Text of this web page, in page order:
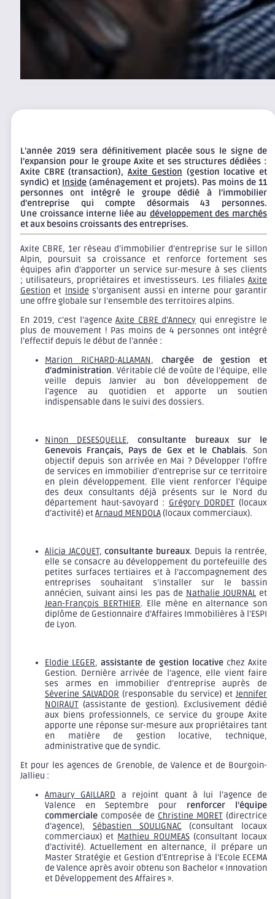
L’année 2019 sera définitivement placée sous le signe de
l’expansion pour le groupe Axite et ses structures dédiées :
Axite CBRE (transaction),Axite Gestion (gestion locative et
syndic) et Inside (aménagement et projets). Pas moins de 11
personnes ont intégré le groupe dédié à l’immobilier
d’entreprise qui compte désormais 43 personnes.
Une croissance interne liée au développement des marchés
et aux besoins croissants des entreprises.
Axite CBRE, 1er réseau d’immobilier d’entreprise sur le sillon
Alpin, poursuit sa croissance et renforce fortement ses
équipes afin d’apporter un service sur-mesure à ses clients
; utilisateurs, propriétaires et investisseurs. Les filiales Axite
Gestion et Inside s’organisent aussi en interne pour garantir
une offre globale sur l’ensemble des territoires alpins.
En 2019, c’est l’agenceAxite CBRE d’Annecy qui enregistre le
plus de mouvement ! Pas moins de 4 personnes ont intégré
l’effectif depuis le début de l’année :
Marion RICHARD-ALLAMAN,chargée de gestion et
d’administration. Véritable clé de voûte de l’équipe, elle
veille depuis Janvier au bon développement de
l’agence au quotidien et apporte un soutien
indispensable dans le suivi des dossiers.
Ninon DESESQUELLE,consultante bureaux sur le
Genevois Français, Pays de Gex et le Chablais. Son
objectif depuis son arrivée en Mai ? Développer l’offre
de services en immobilier d’entreprise sur ce territoire
en plein développement. Elle vient renforcer l’équipe
des deux consultants déjà présents sur le Nord du
département haut-savoyard : Grégory DORDET (locaux
d’activité) etArnaud MENDOLA (locaux commerciaux).
Alicia JACQUET, consultante bureaux. Depuis la rentrée,
elle se consacre au développement du portefeuille des
petites surfaces tertiaires et à l’accompagnement des
entreprises souhaitant s’installer sur le bassin
annécien, suivant ainsi les pas de Nathalie JOURNALet
Jean-François BERTHIER. Elle mène en alternance son
diplôme de Gestionnaire d’Affaires Immobilières à l’ESPI
de Lyon.
Elodie LEGER,assistante de gestion locativechez Axite
Gestion. Dernière arrivée de l’agence, elle vient faire
ses armes en immobilier d’entreprise auprès de
Séverine SALVADOR (responsable du service) etJennifer
NOIRAUT (assistante de gestion). Exclusivement dédié
aux biens professionnels, ce service du groupe Axite
apporte une réponse sur-mesure aux propriétaires tant
en matière de gestion locative, technique,
administrative que de syndic.
Et pour les agences de Grenoble, de Valence et de Bourgoin-
Jallieu :
Amaury GAILLARD a rejoint quant à lui l’agence de
Valence en Septembre pour renforcer l’équipe
commerciale composée de Christine MORET (directrice
d’agence), Sébastien SOULIGNAC(consultant locaux
commerciaux) et Mathieu ROUMEAS(consultant locaux
d’activité). Actuellement en alternance, il prépare un
Master Stratégie et Gestion d’Entreprise à l’Ecole ECEMA
de Valence après avoir obtenu son Bachelor « Innovation
et Développement des Affaires ».